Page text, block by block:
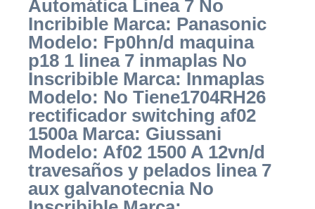
Automática Linea 7 No
Incribible Marca: Panasonic
Modelo: Fp0hn/d maquina
p18 1 linea 7 inmaplas No
Inscribible Marca: Inmaplas
Modelo: No Tiene1704RH26
rectificador switching af02
1500a Marca: Giussani
Modelo: Af02 1500 A 12vn/d
travesaños y pelados linea 7
aux galvanotecnia No